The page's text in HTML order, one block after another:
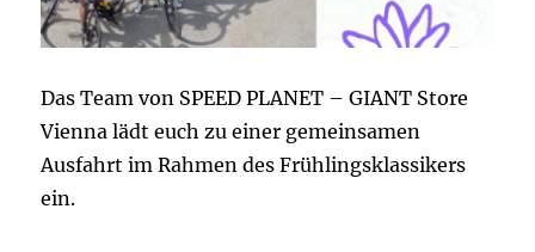
Das Team von SPEED PLANET – GIANT Store
Vienna lädt euch zu einer gemeinsamen
Ausfahrt im Rahmen des Frühlingsklassikers
ein.